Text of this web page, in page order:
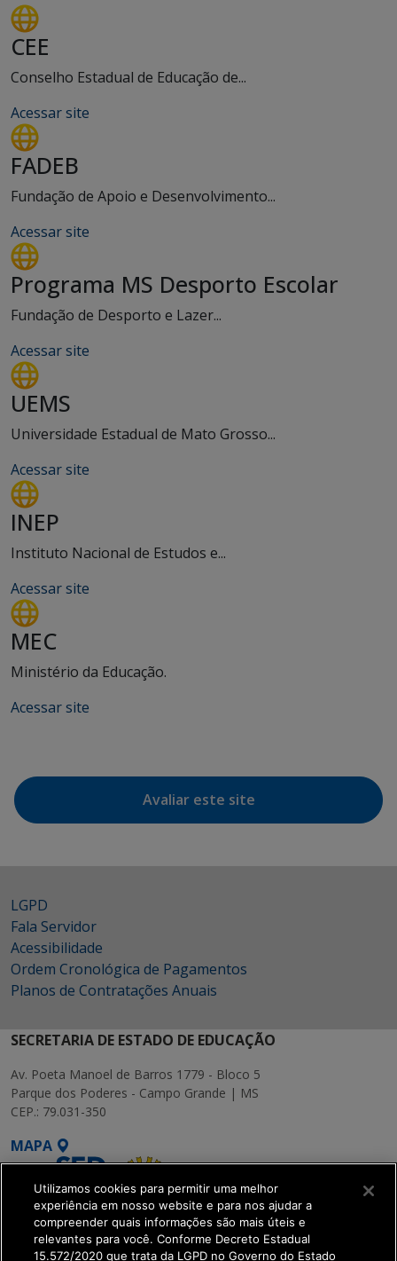
CEE
Conselho Estadual de Educação de...
Acessar site
FADEB
Fundação de Apoio e Desenvolvimento...
Acessar site
Programa MS Desporto Escolar
Fundação de Desporto e Lazer...
Acessar site
UEMS
Universidade Estadual de Mato Grosso...
Acessar site
INEP
Instituto Nacional de Estudos e...
Acessar site
MEC
Ministério da Educação.
Acessar site
Avaliar este site
LGPD
Fala Servidor
Acessibilidade
Ordem Cronológica de Pagamentos
Planos de Contratações Anuais
SECRETARIA DE ESTADO DE EDUCAÇÃO
Av. Poeta Manoel de Barros 1779 - Bloco 5
Parque dos Poderes - Campo Grande | MS
CEP.: 79.031-350
MAPA
Utilizamos cookies para permitir uma melhor
experiência em nosso website e para nos ajudar a
compreender quais informações são mais úteis e
relevantes para você. Conforme Decreto Estadual
15.572/2020 que trata da LGPD no Governo do Estado